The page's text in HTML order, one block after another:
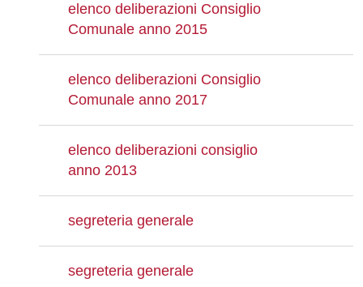
elenco deliberazioni Consiglio
Comunale anno 2015
elenco deliberazioni Consiglio
Comunale anno 2017
elenco deliberazioni consiglio
anno 2013
segreteria generale
segreteria generale